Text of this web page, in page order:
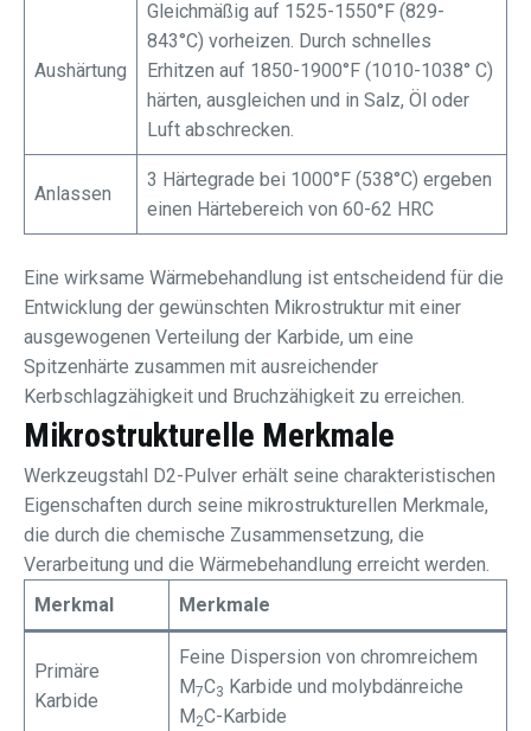
Aushärtung
Gleichmäßig auf 1525-1550°F (829-
843°C) vorheizen. Durch schnelles
Erhitzen auf 1850-1900°F (1010-1038° C)
härten, ausgleichen und in Salz, Öl oder
Luft abschrecken.
Anlassen
3 Härtegrade bei 1000°F (538°C) ergeben
einen Härtebereich von 60-62 HRC
Eine wirksame Wärmebehandlung ist entscheidend für die
Entwicklung der gewünschten Mikrostruktur mit einer
ausgewogenen Verteilung der Karbide, um eine
Spitzenhärte zusammen mit ausreichender
Kerbschlagzähigkeit und Bruchzähigkeit zu erreichen.
Mikrostrukturelle Merkmale
Werkzeugstahl D2-Pulver erhält seine charakteristischen
Eigenschaften durch seine mikrostrukturellen Merkmale,
die durch die chemische Zusammensetzung, die
Verarbeitung und die Wärmebehandlung erreicht werden.
Merkmal
Merkmale
Primäre
Karbide
Feine Dispersion von chromreichem
M7C3 Karbide und molybdänreiche
M2C-Karbide